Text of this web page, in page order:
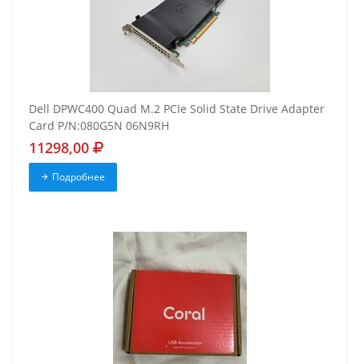
Dell DPWC400 Quad M.2 PCIe Solid State Drive Adapter
Card P/N:080G5N 06N9RH
11298,00
Подробнее